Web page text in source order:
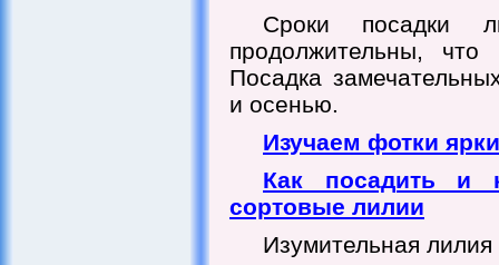
Сроки посадки
продолжительны, что
Посадка
и осенью.
Изучаем фотки
Как посадить и
сортовые лилии
Изумительная лилия